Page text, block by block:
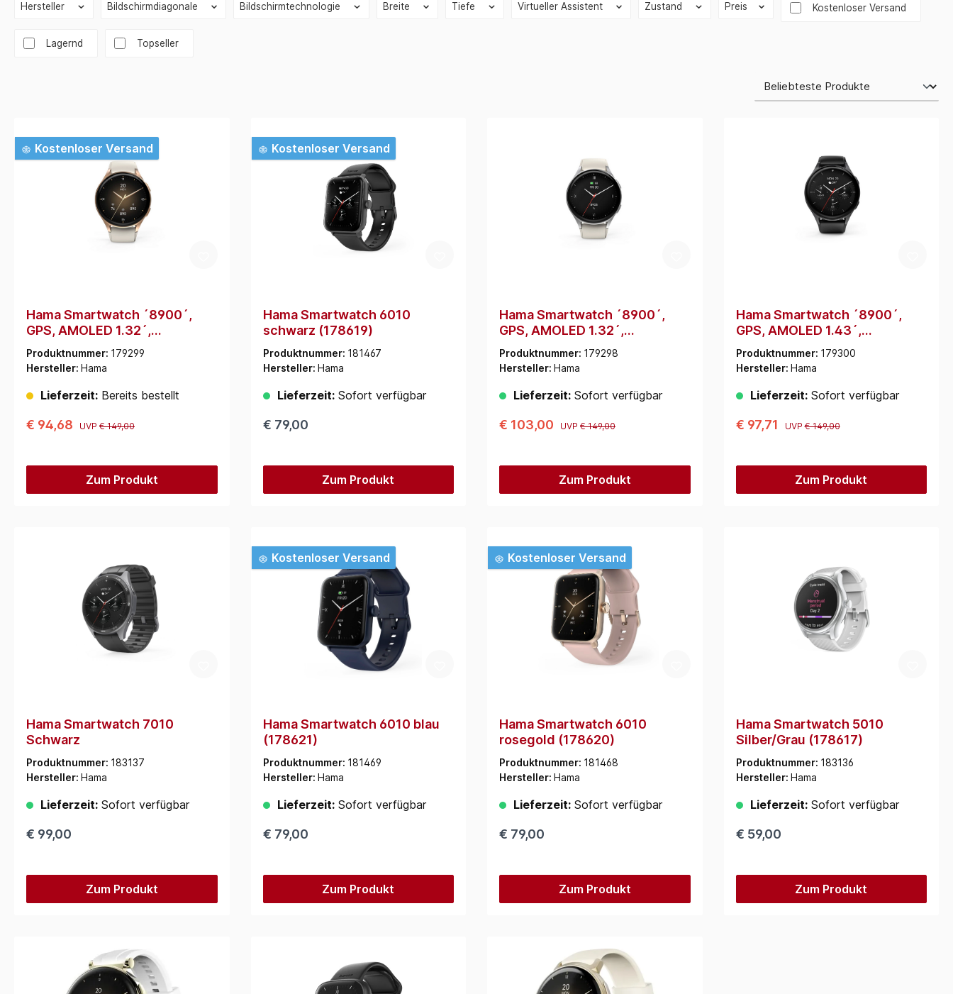
Hersteller Bildschirmdiagonale Bildschirmtechnologie Breite Tiefe Virtueller Assistent Zustand Preis Filter hinzufügen:
Kostenloser Versand
Lagernd Topseller
Kostenloser Versand
Hama Smartwatch ´8900´,
GPS, AMOLED 1.32´,
Telefonfunktion, Alexa, rund,
Gold (178613)
Produktnummer: 179299
Hersteller: Hama
Lieferzeit: Bereits bestellt
€ 94,68 UVP € 149,00
Zum Produkt
Kostenloser Versand
Hama Smartwatch 6010
schwarz (178619)
Produktnummer: 181467
Hersteller: Hama
Lieferzeit:Sofort verfügbar
€ 79,00
Zum Produkt
Hama Smartwatch ´8900´,
GPS, AMOLED 1.32´,
Telefonfunktion, Alexa, rund,
Silber (178612)
Produktnummer: 179298
Hersteller: Hama
Lieferzeit: Sofort verfügbar
€ 103,00 UVP € 149,00
Zum Produkt
Hama Smartwatch ´8900´,
GPS, AMOLED 1.43´,
Telefonfunktion, Alexa, rund,
Schwarz (178611)
Produktnummer: 179300
Hersteller: Hama
Lieferzeit:Sofort verfügbar
€ 97,71 UVP€ 149,00
Zum Produkt
Hama Smartwatch 7010
Schwarz
Produktnummer: 183137
Hersteller: Hama
Lieferzeit: Sofort verfügbar
€ 99,00
Zum Produkt
Kostenloser Versand
Hama Smartwatch 6010 blau
(178621)
Produktnummer: 181469
Hersteller: Hama
Lieferzeit:Sofort verfügbar
€ 79,00
Zum Produkt
Kostenloser Versand
Hama Smartwatch 6010
rosegold (178620)
Produktnummer: 181468
Hersteller: Hama
Lieferzeit: Sofort verfügbar
€ 79,00
Zum Produkt
Hama Smartwatch 5010
Silber/Grau (178617)
Produktnummer: 183136
Hersteller: Hama
Lieferzeit:Sofort verfügbar
€ 59,00
Zum Produkt